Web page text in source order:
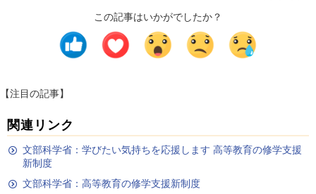
この記事はいかがでしたか？
【注目の記事】
関連リンク
文部科学省：学びたい気持ちを応援します 高等教育の修学支援
新制度
文部科学省：高等教育の修学支援新制度